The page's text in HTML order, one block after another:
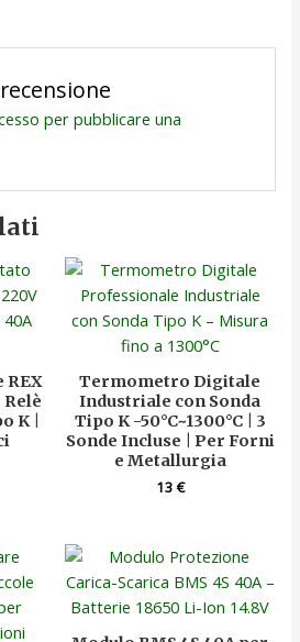
per pubblicare una
Relè
K |
Termometro Digitale
Industriale con Sonda
Tipo K -50°C~1300°C | 3
Sonde Incluse | Per Forni
e Metallurgia
13€